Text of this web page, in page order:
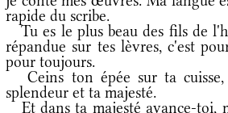
rapide du scribe.
Tu es le plus beau des fils de
répandue sur tes lèvres, c'est
pour toujours.
Ceins ton épée sur ta cuisse,
splendeur et ta majesté.
Et dans ta majesté avance-toi,